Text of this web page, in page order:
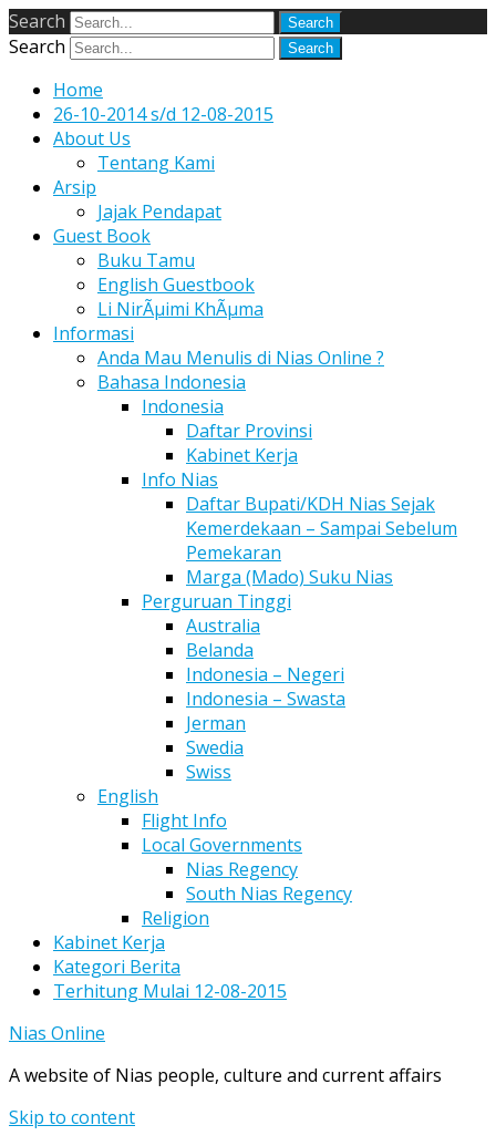
Search
Search
Home
26-10-2014 s/d 12-08-2015
About Us
Tentang Kami
Arsip
Jajak Pendapat
Guest Book
Buku Tamu
English Guestbook
Li NirÃµimi KhÃµma
Informasi
Anda Mau Menulis di Nias Online ?
Bahasa Indonesia
Indonesia
Daftar Provinsi
Kabinet Kerja
Info Nias
Daftar Bupati/KDH Nias Sejak
Kemerdekaan – Sampai Sebelum
Pemekaran
Marga (Mado) Suku Nias
Perguruan Tinggi
Australia
Belanda
Indonesia – Negeri
Indonesia – Swasta
Jerman
Swedia
Swiss
English
Flight Info
Local Governments
Nias Regency
South Nias Regency
Religion
Kabinet Kerja
Kategori Berita
Terhitung Mulai 12-08-2015
Nias Online
A website of Nias people, culture and current affairs
Skip to content